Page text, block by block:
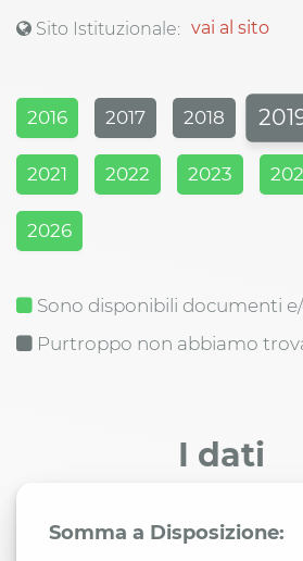
Sito Istituzionale: vai al sito
2016 2017 2018
2021 2022 2023
2026
Sono disponibili documenti
Purtroppo non abbiamo
I dati
Somma a Disposizione: